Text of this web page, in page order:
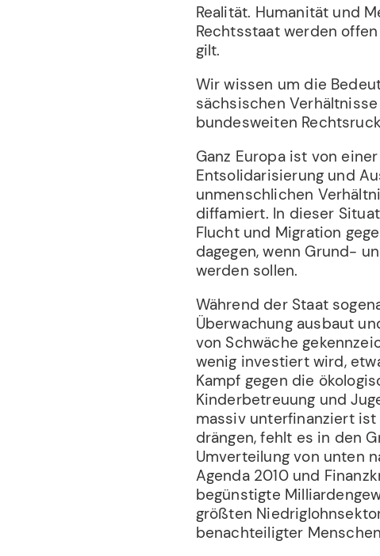
Realität. Humanität und
Rechtsstaat werden
gilt.
Wir wissen um die
sächsischen
bundesweiten
Ganz Europa ist von
Entsolidarisierung und
unmenschlichen
diffamiert. In dieser
Flucht und Migration
dagegen, wenn Grund-
werden sollen.
Während der Staat
Überwachung ausbaut
von Schwäche
wenig investiert wird,
Kampf gegen die
Kinderbetreuung und
massiv unterfinanziert
drängen, fehlt es in den
Umverteilung von unten
Agenda 2010 und
begünstigte
größten
benachteiligter